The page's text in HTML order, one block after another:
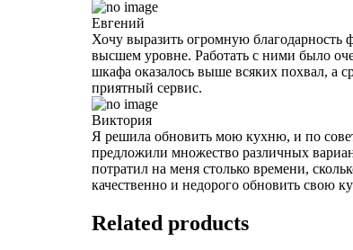
Евгений
Хочу выразить огромную
высшем уровне. Работать с ними было
шкафа оказалось выше всяких похвал, а
приятный сервис.
Виктория
Я решила обновить мою кухню, и по
предложили множество различных
потратил на меня столько времени,
качественно и недорого обновить свою
Related products